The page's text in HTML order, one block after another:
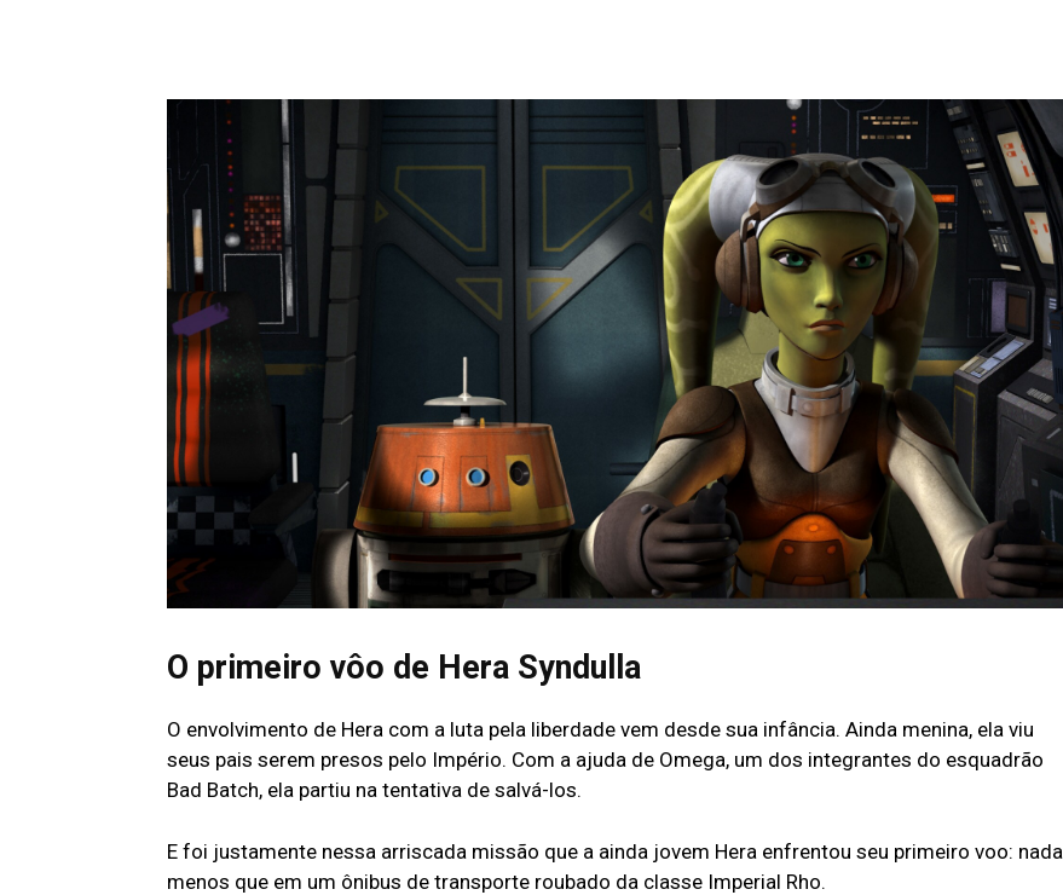
O primeiro vôo de Hera Syndulla
O envolvimento de Hera com a luta pela liberdade vem desde sua infância. Ainda menina, ela viu
seus pais serem presos pelo Império. Com a ajuda de Omega, um dos integrantes do esquadrão
Bad Batch, ela partiu na tentativa de salvá-los.
E foi justamente nessa arriscada missão que a ainda jovem Hera enfrentou seu primeiro voo: nada
menos que em um ônibus de transporte roubado da classe Imperial Rho.